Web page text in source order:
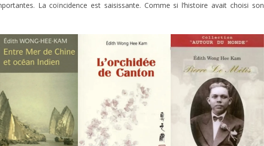
La coïncidence est saisissante. Comme si l’histoire avait choisi son